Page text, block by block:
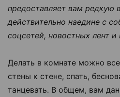
предоставляет вам редкую
действительно наедине с
соцсетей, новостных лент
Делать в комнате можно
стены к стене, спать,
танцевать. В общем, вам